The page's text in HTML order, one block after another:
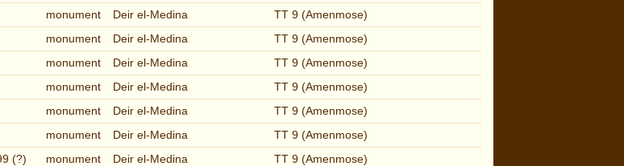
monument Deir el-Medina
TT 9 (Amenmose)
monument Deir el-Medina
TT 9 (Amenmose)
monument Deir el-Medina
TT 9 (Amenmose)
monument Deir el-Medina
TT 9 (Amenmose)
monument Deir el-Medina
TT 9 (Amenmose)
monument Deir el-Medina
TT 9 (Amenmose)
(?) monument Deir el-Medina TT 9 (Amenmose)